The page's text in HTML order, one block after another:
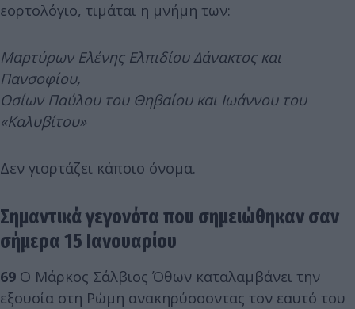
εορτολόγιο, τιμάται η μνήμη των:
Μαρτύρων Ελένης Ελπιδίου Δάνακτος και
Πανσοφίου,
Οσίων Παύλου του Θηβαίου και Ιωάννου του
«Καλυβίτου»
Δεν γιορτάζει κάποιο όνομα.
Σημαντικά γεγονότα που σημειώθηκαν σαν
σήμερα 15 Ιανουαρίου
69 Ο Μάρκος Σάλβιος Όθων καταλαμβάνει την
εξουσία στη Ρώμη ανακηρύσσοντας τον εαυτό του